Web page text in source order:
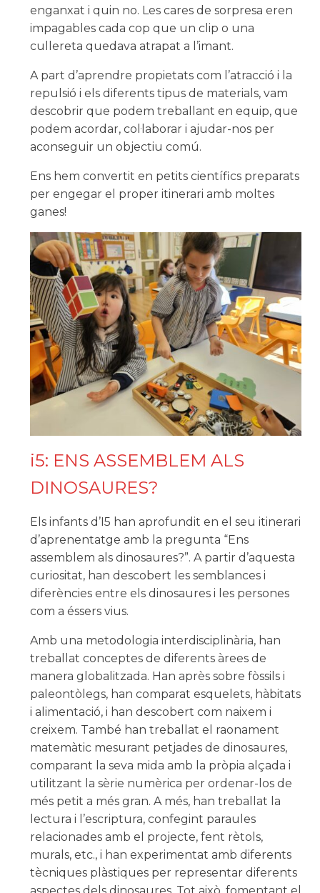
enganxat i quin no. Les cares de sorpresa eren
impagables cada cop que un clip o una
cullereta quedava atrapat a l’imant.
A part d’aprendre propietats com l’atracció i la
repulsió i els diferents tipus de materials, vam
descobrir que podem treballant en equip, que
podem acordar, col·laborar i ajudar-nos per
aconseguir un objectiu comú.
Ens hem convertit en petits científics preparats
per engegar el proper itinerari amb moltes
ganes!
i5: ENS ASSEMBLEM ALS
DINOSAURES?
Els infants d’I5 han aprofundit en el seu itinerari
d’aprenentatge amb la pregunta “Ens
assemblem als dinosaures?”. A partir d’aquesta
curiositat, han descobert les semblances i
diferències entre els dinosaures i les persones
com a éssers vius.
Amb una metodologia interdisciplinària, han
treballat conceptes de diferents àrees de
manera globalitzada. Han après sobre fòssils i
paleontòlegs, han comparat esquelets, hàbitats
i alimentació, i han descobert com naixem i
creixem. També han treballat el raonament
matemàtic mesurant petjades de dinosaures,
comparant la seva mida amb la pròpia alçada i
utilitzant la sèrie numèrica per ordenar-los de
més petit a més gran. A més, han treballat la
lectura i l’escriptura, confegint paraules
relacionades amb el projecte, fent rètols,
murals, etc., i han experimentat amb diferents
tècniques plàstiques per representar diferents